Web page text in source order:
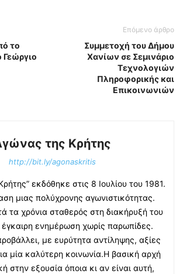
το
Γεώργιο
Επόμενο άρθρο
Συμμετοχή του Δήμου
Χανίων σε Σεμινάριο
Τεχνολογιών
Πληροφορικής και
Επικοινωνιών
της Κρήτης
http://bit.ly/agonaskritis
εκδόθηκε στις 8 Ιουλίου του 1981.
μιας πολύχρονης αγωνιστικότητας.
τα χρόνια σταθερός στη διακήρυξή του
έγκαιρη ενημέρωση χωρίς παρωπίδες.
με ευρύτητα αντίληψης, αξίες
μία καλύτερη κοινωνία.Η βασική αρχή
στην εξουσία όποια κι αν είναι αυτή,